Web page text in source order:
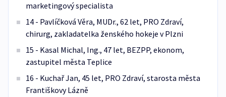
marketingový specialista
14 - Pavlíčková Věra, MUDr., 62 let, PRO Zdraví,
chirurg, zakladatelka ženského hokeje v Plzni
15 - Kasal Michal, Ing., 47 let, BEZPP, ekonom,
zastupitel města Teplice
16 - Kuchař Jan, 45 let, PRO Zdraví, starosta města
Františkovy Lázně